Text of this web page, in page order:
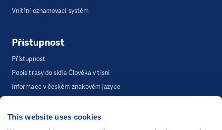
This website uses cookies
Vnitřní oznamovací systém
Přístupnost
Přístupnost
Popis trasy do sídla Člověka v tísni
Informace v českém znakovém jazyce